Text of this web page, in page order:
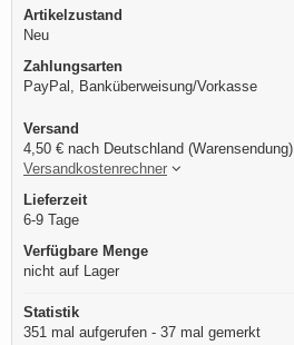
Artikelzustand
Neu
Zahlungsarten
PayPal, Banküberweisung/Vorkasse
Versand
4,50 € nach Deutschland (Warensendung)
Versandkostenrechner
Lieferzeit
6-9 Tage
Verfügbare Menge
nicht auf Lager
Statistik
351 mal aufgerufen - 37 mal gemerkt